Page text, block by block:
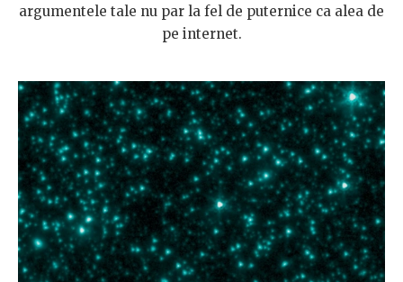
argumentele tale nu par la fel de puternice ca alea de
pe internet.